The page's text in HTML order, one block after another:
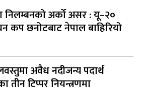
निलम्बनको अर्को असर : यू–२०
कप छनोटबाट नेपाल बाहिरियो
अवैध नदीजन्य पदार्थ
तीन टिप्पर नियन्त्रणमा